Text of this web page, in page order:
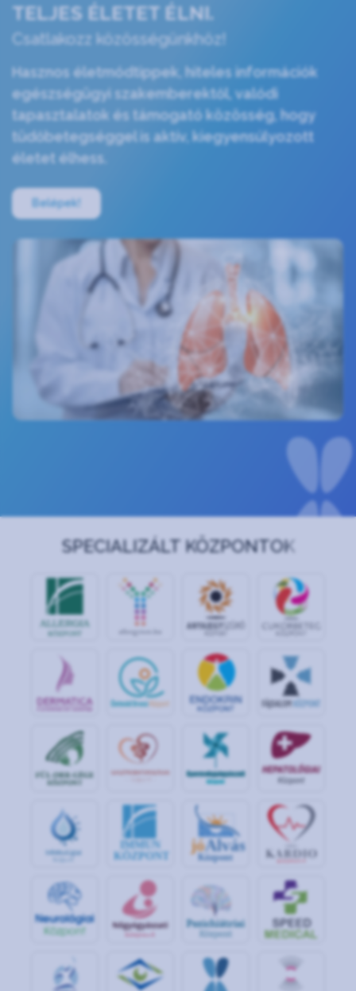
TELJES ÉLETET ÉLNI.
Csatlakozz közösségünkhöz!
Hasznos életmódtippek, hiteles információk
egészségügyi szakemberektől, valódi
tapasztalatok és támogató közösség, hogy
tüdőbetegséggel is aktív, kiegyensúlyozott
életet élhess.
Belépek!
SPECIALIZÁLT KÖZPONTOK
IMMUN
KÖZPONT
jóAlvás
Központ